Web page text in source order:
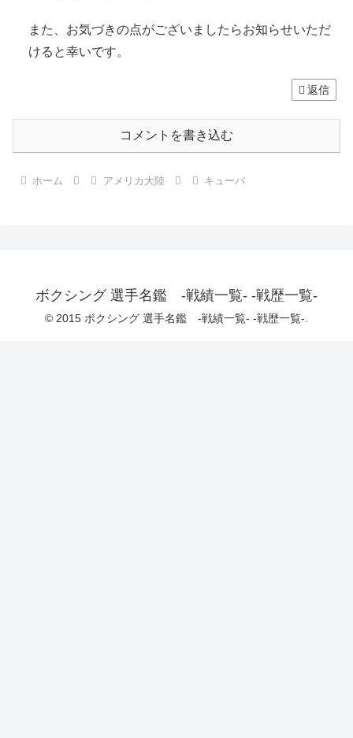
また、お気づきの点がございましたらお知らせいただ
けると幸いです。
返信
コメントを書き込む
ホーム アメリカ大陸 キューバ
ボクシング 選手名鑑 -戦績一覧- -戦歴一覧-
© 2015 ボクシング 選手名鑑 -戦績一覧- -戦歴一覧-.